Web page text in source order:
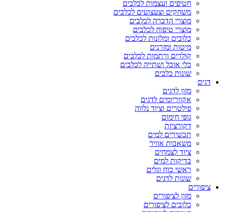
חטיפים ועצמות לכלבים
משחקים וצעצועים לכלבים
מוצרי הדברה לכלבים
מוצרי טיפוח לכלבים
כלובים ומלונות לכלבים
מיטות ומזרנים
קולרים ורתמות לכלבים
כלי אוכל ושתייה לכלבים
שונות כלבים
דגים
מזון לדגים
אקווריומים לדגים
פילטרים וציוד נלווה
גופי חימום
דקורציות
תכשירים למים
משאבות אוויר
ציוד לצמחים
בדיקות למים
ראשי כוח וגלים
שונות לדגים
ציפורים
מזון לציפורים
כלובים לציפורים